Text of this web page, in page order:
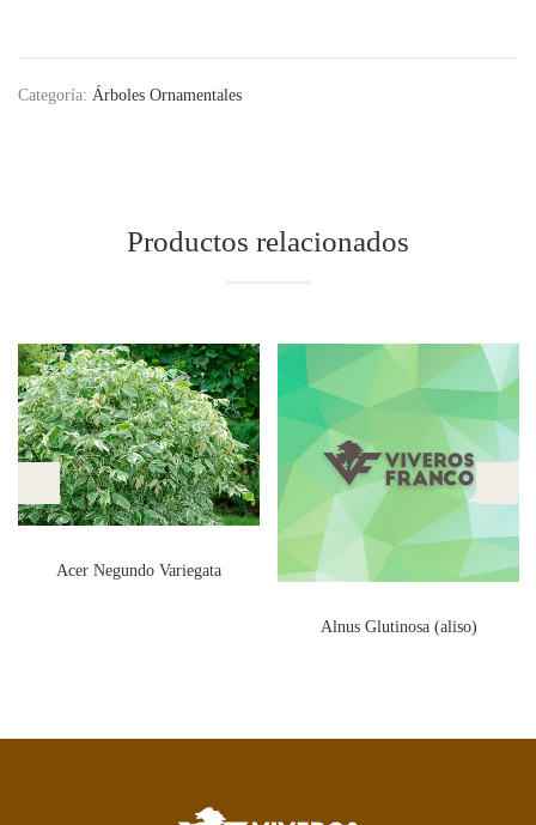
Categoría: Árboles Ornamentales
Productos relacionados
Acer Negundo Variegata
Alnus Glutinosa (aliso)